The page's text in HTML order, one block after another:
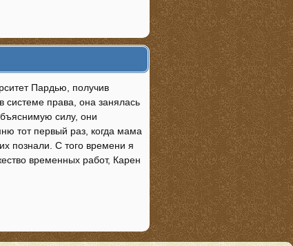
Пардью, получив
системе права, она занялась
силу, они
тот первый раз, когда мама
познали. С того времени я
временных работ, Карен